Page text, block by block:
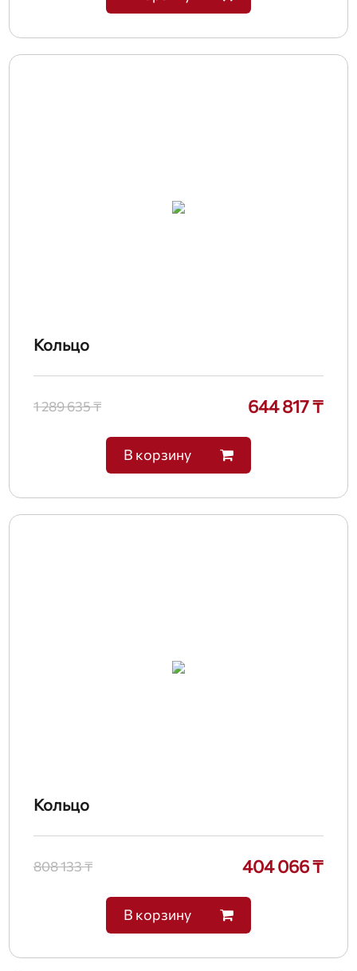
Кольцо
1 289 635 ₸ 644 817 ₸
В корзину
Кольцо
808 133 ₸ 404 066 ₸
В корзину